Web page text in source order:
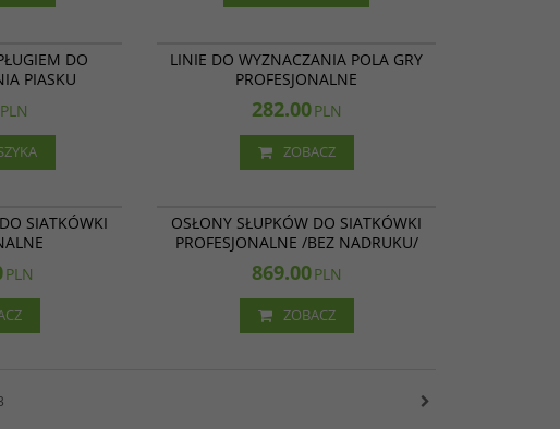
DO
PIASKU
PLN
LINIE DO WYZNACZANIA POLA GRY
PROFESJONALNE
282.00PLN
ZOBACZ
SIATKÓWKI
PLN
OSŁONY SŁUPKÓW DO SIATKÓWKI
PROFESJONALNE /BEZ NADRUKU/
869.00PLN
ZOBACZ